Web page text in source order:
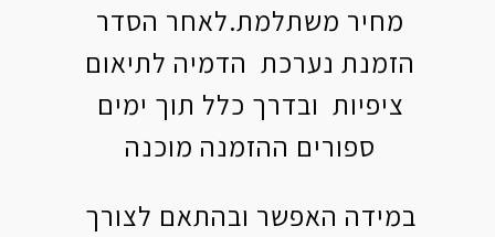
מחיר משתלמת.לאחר הסדר
הזמנת נערכת הדמיה לתיאום
ציפיות ובדרך כלל תוך ימים
ספורים ההזמנה מוכנה
במידה האפשר ובהתאם לצורך